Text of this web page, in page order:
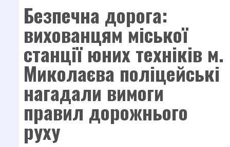
Адміністрація
Публічна інформація
Наші досягнення
Звернення громадян
Річний звіт
Науково-технічний напрям
Безпечна дорога:
вихованцям міської
станції юних техніків м.
Миколаєва поліцейські
нагадали вимоги
правил дорожнього
руху